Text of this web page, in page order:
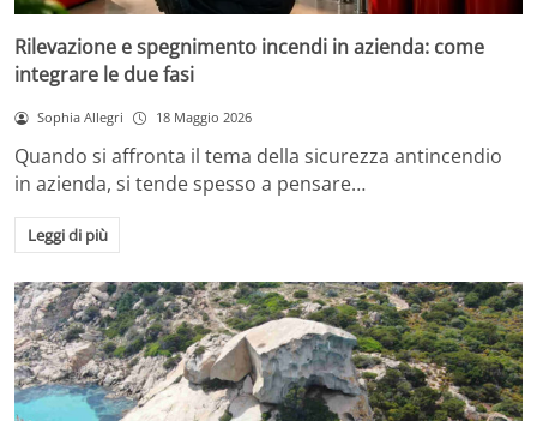
Rilevazione e spegnimento incendi in azienda: come
integrare le due fasi
Sophia Allegri 18 Maggio 2026
Quando si affronta il tema della sicurezza antincendio
in azienda, si tende spesso a pensare…
Leggi di più